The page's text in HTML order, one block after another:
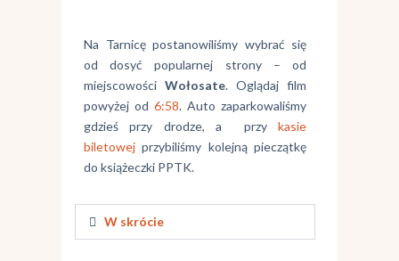
Na Tarnicę postanowiliśmy wybrać się
od dosyć popularnej strony – od
miejscowości Wołosate. Oglądaj film
powyżej od 6:58. Auto zaparkowaliśmy
gdzieś przy drodze, a przy kasie
biletowej przybiliśmy kolejną pieczątkę
do książeczki PPTK.
W skrócie